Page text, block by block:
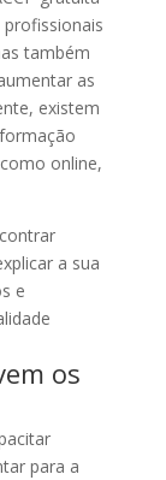
também
as
existem
online,
a sua
e
os
para a